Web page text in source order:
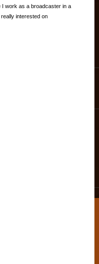
I work as a broadcaster in a
interested on